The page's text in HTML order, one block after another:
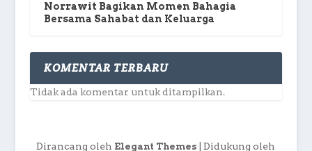
Norrawit Bagikan Momen Bahagia
Bersama Sahabat dan Keluarga
KOMENTAR TERBARU
Tidak ada komentar untuk ditampilkan.
Dirancang oleh Elegant Themes | Didukung oleh